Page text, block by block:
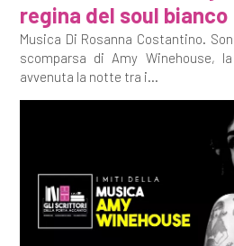
regina del soul bianco
Musica Di Rosanna Costantino.
scomparsa di Amy Winehouse,
avvenuta la notte tra i...